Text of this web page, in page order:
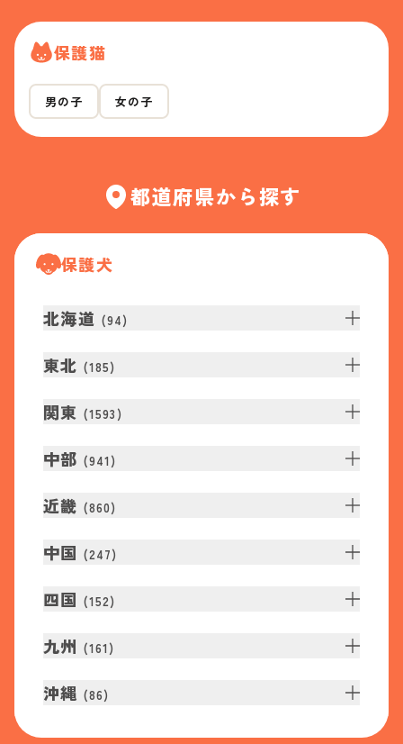
保護猫
男の子 女の子
都道府県から探す
保護犬
北海道 (94)
東北 (185)
関東 (1593 )
中部 (941 )
近畿 (860)
中国 (247)
四国 (152)
九州 (161 )
沖縄 (86)